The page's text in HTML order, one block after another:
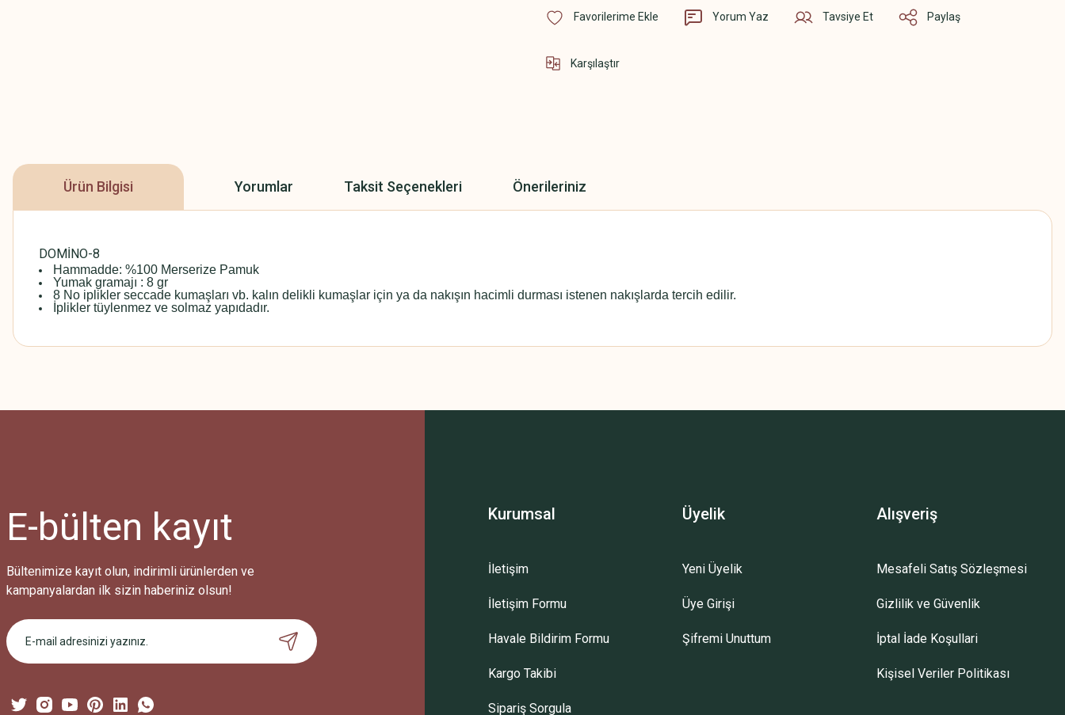
Yorum Yaz Tavsiye Et Paylaş
Karşılaştır
Ürün Bilgisi Yorumlar Taksit Seçenekleri Önerileriniz
DOMİNO-8
Hammadde: %100 Merserize Pamuk
Yumak gramajı : 8 gr
8 No iplikler seccade kumaşları vb. kalın delikli kumaşlar için ya da nakışın hacimli durması istenen nakışlarda tercih edilir.
İplikler tüylenmez ve solmaz yapıdadır.
Bu ürüne ilk yorumu siz yapın!
Bu ürüne benzer farklı alternatifler olmalı.
Gönder
E-bülten kayıt
Bültenimize kayıt olun, indirimli ürünlerden ve
kampanyalardan ilk sizin haberiniz olsun!
Kurumsal
İletişim
İletişim Formu
Havale Bildirim Formu
Kargo Takibi
Sipariş Sorgula
Üyelik
Yeni Üyelik
Üye Girişi
Şifremi Unuttum
Alışveriş
Mesafeli Satış Sözleşmesi
Gizlilik ve Güvenlik
İptal İade Koşullari
Kişisel Veriler Politikası